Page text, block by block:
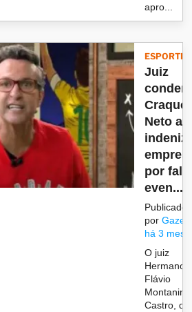
apro...
ESPORTES
Juiz
Craque
Neto a
por
even...
Publicado
por
há 3
O juiz
Hermano
Flávio
Montanini
Castro, do